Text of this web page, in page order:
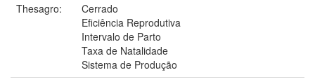
Thesagro:
Cerrado
Eficiência Reprodutiva
Intervalo de Parto
Taxa de Natalidade
Sistema de Produção